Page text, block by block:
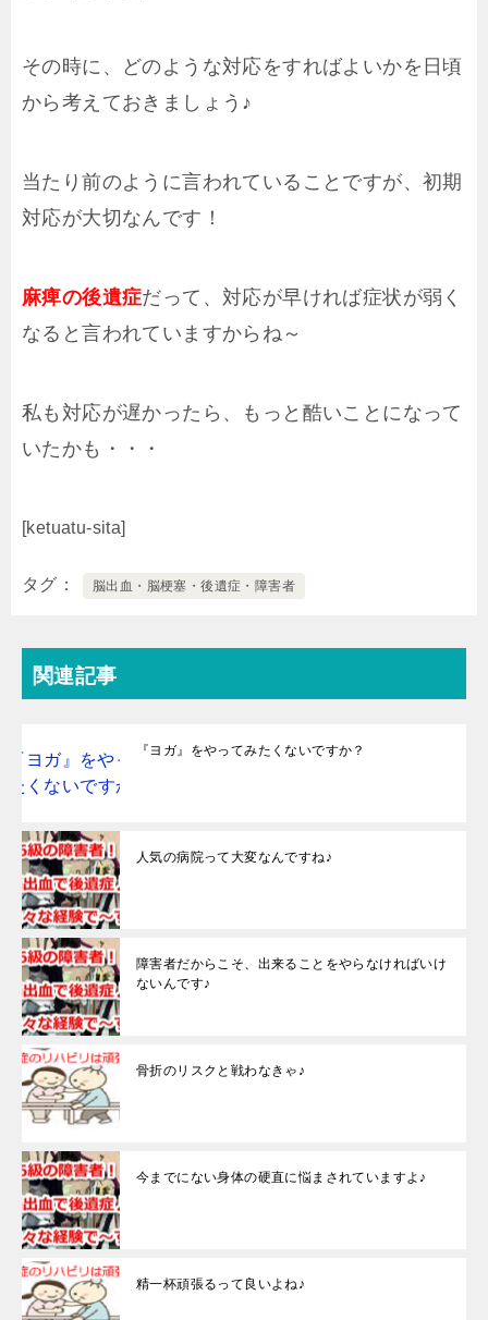
その時に、どのような対応をすればよいかを日頃
から考えておきましょう♪
当たり前のように言われていることですが、初期
対応が大切なんです！
麻痺の後遺症だって、対応が早ければ症状が弱く
なると言われていますからね～
私も対応が遅かったら、もっと酷いことになって
いたかも・・・
[ketuatu-sita]
タグ 脳出血・脳梗塞・後遺症・障害者
関連記事
『ヨガ』をやってみたくないですか？
人気の病院って大変なんですね♪
障害者だからこそ、出来ることをやらなければいけ
ないんです♪
骨折のリスクと戦わなきゃ♪
今までにない身体の硬直に悩まされていますよ♪
精一杯頑張るって良いよね♪